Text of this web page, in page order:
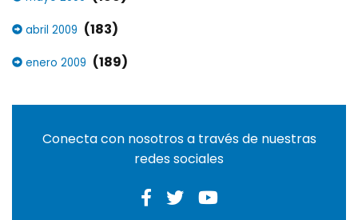
abril 2009 (183)
enero 2009 (189)
Conecta con nosotros a través de nuestras
redes sociales